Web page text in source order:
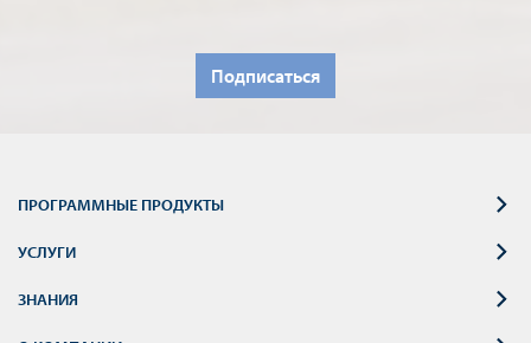
Подписаться
ПРОГРАММНЫЕ ПРОДУКТЫ
УСЛУГИ
ЗНАНИЯ